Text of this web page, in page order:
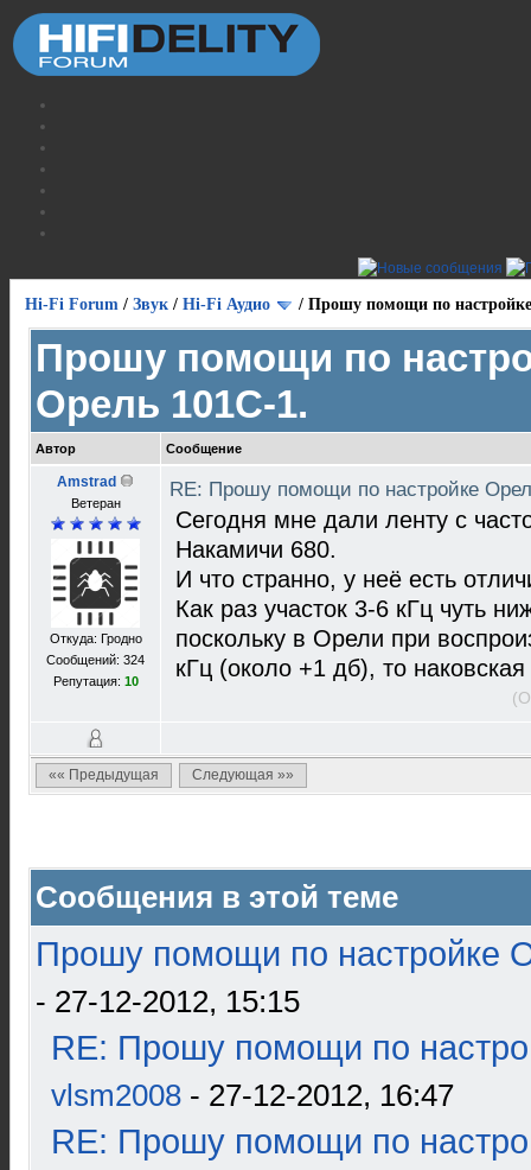
Hi-Fi Forum / Звук / Hi-Fi Аудио / Прошу помощи по
Прошу помощи по
Орель 101С-1.
Автор Сообщение
Amstrad
Ветеран
Откуда: Гродно
Сообщений: 324
Репутация: 10
RE: Прошу помощи по настройке
Сегодня мне дали ленту с
Накамичи 680.
И что странно, у неё есть
Как раз участок 3-6 кГц чуть
поскольку в Орели при
кГц (около +1 дб), то
«« Предыдущая Следующая »»
Сообщения в этой теме
Прошу помощи по настройке
- 27-12-2012, 15:15
RE: Прошу помощи по
vlsm2008 - 27-12-2012, 16:47
RE: Прошу помощи по